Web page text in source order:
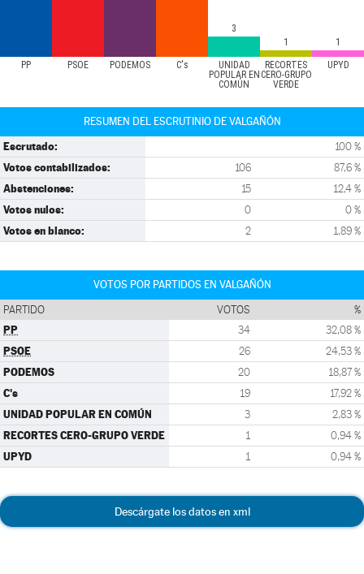
PP PSOE PODEMOS C's
UNIDAD
POPULAR EN
COMÚN
RECORTES
CERO-GRUPO
VERDE
UPYD
3
1
1
RESUMEN DEL ESCRUTINIO DE VALGAÑÓN
Escrutado: 100 %
Votos contabilizados: 106 87,6 %
Abstenciones: 15 12,4 %
Votos nulos: 0 0 %
Votos en blanco: 2 1,89 %
VOTOS POR PARTIDOS EN VALGAÑÓN
PARTIDO VOTOS %
PP 34 32,08 %
PSOE 26 24,53 %
PODEMOS 20 18,87 %
C's 19 17,92 %
UNIDAD POPULAR EN COMÚN 3 2,83 %
RECORTES CERO-GRUPO VERDE 1 0,94 %
UPYD 1 0,94 %
Descárgate los datos en xml